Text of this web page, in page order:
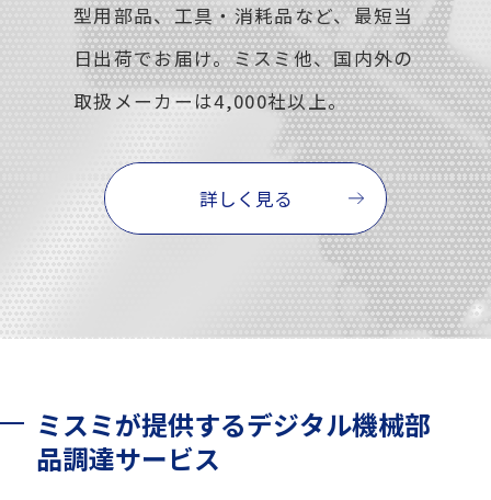
型用部品、工具・消耗品など、最短当
日出荷でお届け。ミスミ他、国内外の
取扱メーカーは4,000社以上。
詳しく見る
ミスミが提供するデジタル機械部
品調達サービス